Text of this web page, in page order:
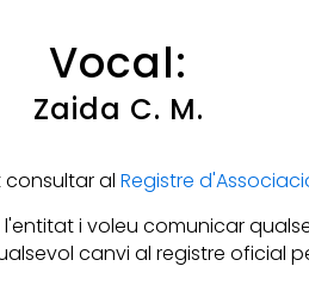
Vocal:
Zaida C. M.
al Registre
i voleu comunicar
canvi al registre oficial